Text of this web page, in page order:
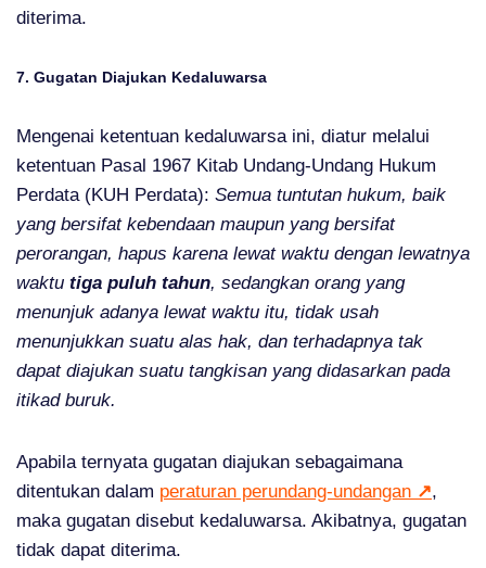
diterima.
7. Gugatan Diajukan Kedaluwarsa
Mengenai ketentuan kedaluwarsa ini, diatur melalui
ketentuan Pasal 1967 Kitab Undang-Undang Hukum
Perdata (KUH Perdata): Semua tuntutan hukum, baik
yang bersifat kebendaan maupun yang bersifat
perorangan, hapus karena lewat waktu dengan lewatnya
waktu tiga puluh tahun, sedangkan orang yang
menunjuk adanya lewat waktu itu, tidak usah
menunjukkan suatu alas hak, dan terhadapnya tak
dapat diajukan suatu tangkisan yang didasarkan pada
itikad buruk.
Apabila ternyata gugatan diajukan sebagaimana
ditentukan dalam peraturan perundang-undangan ↗,
maka gugatan disebut kedaluwarsa. Akibatnya, gugatan
tidak dapat diterima.